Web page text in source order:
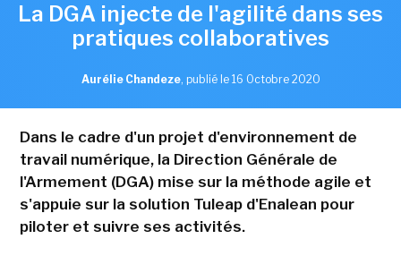
La DGA injecte de l'agilité dans ses
pratiques collaboratives
Aurélie Chandeze, publié le 16 Octobre 2020
Dans le cadre d'un projet d'environnement de
travail numérique, la Direction Générale de
l'Armement (DGA) mise sur la méthode agile et
s'appuie sur la solution Tuleap d'Enalean pour
piloter et suivre ses activités.